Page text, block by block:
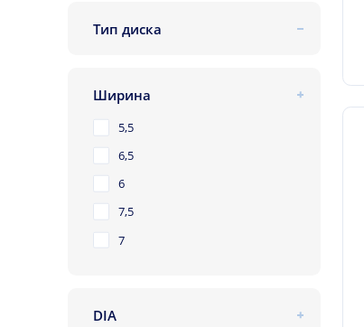
Allante
Тип диска
Ширина
5,5
6,5
6
7,5
7
DIA